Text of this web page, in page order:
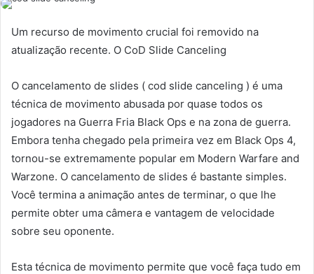
Um recurso de movimento crucial foi removido na
atualização recente. O CoD Slide Canceling
O cancelamento de slides ( cod slide canceling ) é uma
técnica de movimento abusada por quase todos os
jogadores na Guerra Fria Black Ops e na zona de guerra.
Embora tenha chegado pela primeira vez em Black Ops 4,
tornou-se extremamente popular em Modern Warfare and
Warzone. O cancelamento de slides é bastante simples.
Você termina a animação antes de terminar, o que lhe
permite obter uma câmera e vantagem de velocidade
sobre seu oponente.
Esta técnica de movimento permite que você faça tudo em